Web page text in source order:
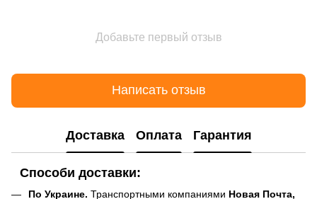
Добавьте первый отзыв
Написать отзыв
Доставка Оплата Гарантия
Способи доставки:
По Украине. Транспортными компаниями Новая Почта,